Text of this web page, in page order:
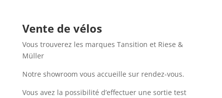
Vente de vélos
Vous trouverez les marques Tansition et Riese &
Müller
Notre showroom vous accueille sur rendez-vous.
Vous avez la possibilité d’effectuer une sortie test